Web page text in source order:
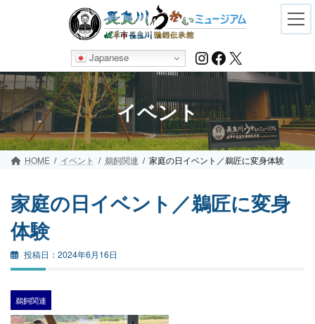
Japanese Instagram
Facebook
X
イベント
HOME イベント 鵜飼関連 家庭の日イベント／鵜匠に変身体験
家庭の日イベント／鵜匠に変身
体験
2024年6月16日
鵜飼関連